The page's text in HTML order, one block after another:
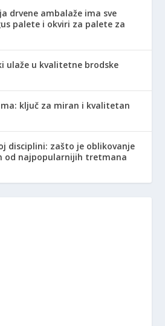
drvene ambalaže ima sve
palete i okviri za palete za
ulaže u kvalitetne brodske
ključ za miran i kvalitetan
disciplini: zašto je oblikovanje
od najpopularnijih tretmana